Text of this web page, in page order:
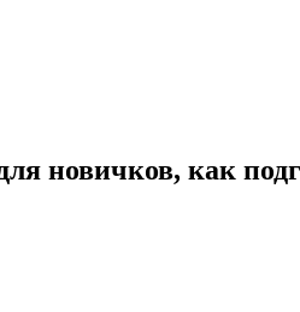
новичков, как